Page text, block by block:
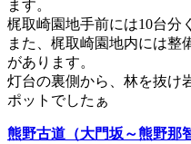
ます。
梶取崎園地手前には10台分
また、梶取崎園地内には整
があります。
灯台の裏側から、林を抜け
ポットでしたぁ
熊野古道（大門坂～熊野那